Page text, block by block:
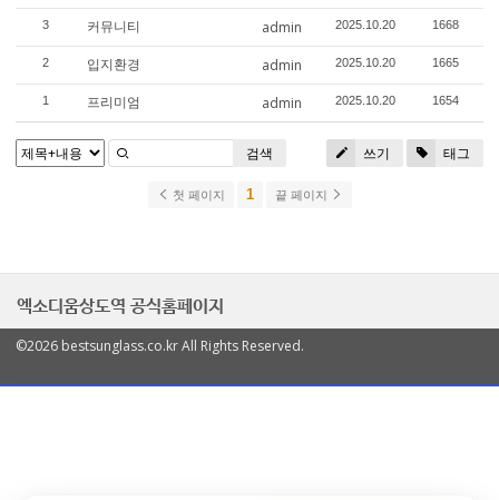
3 커뮤니티 admin 2025.10.20 1668
2 입지환경 admin 2025.10.20 1665
1 프리미엄 admin 2025.10.20 1654
쓰기 태그
검색
첫 페이지 1 끝 페이지
엑소디움상도역 공식홈페이지
©2026 bestsunglass.co.kr All Rights Reserved.